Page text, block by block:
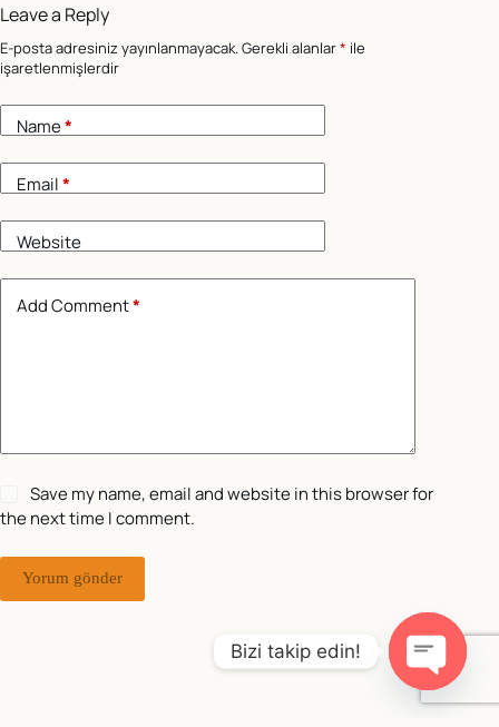
Leave a Reply
E-posta adresiniz yayınlanmayacak.Gerekli alanlar* ile
işaretlenmişlerdir
Name*
Email*
Website
Add Comment*
Save my name, email and website in this browser for
the next time I comment.
Yorum gönder
Bizi takip edin!
O